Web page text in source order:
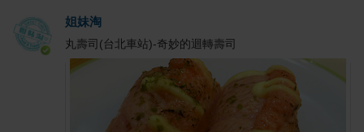
姐妹淘
丸壽司(台北車站)-奇妙的迴轉壽司